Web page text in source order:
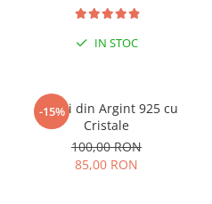
IN STOC
-15%
Cercei din Argint 925 cu
Cristale
100,00 RON
85,00 RON